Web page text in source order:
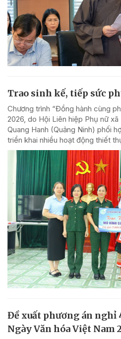
Trao sinh kế, tiếp sức
Chương trình “Đồng hành cùng
2026, do Hội Liên hiệp Phụ nữ
Quang Hanh (Quảng Ninh) phối
triển khai nhiều hoạt động thiết
Đề xuất phương án nghỉ
Ngày Văn hóa Việt Nam